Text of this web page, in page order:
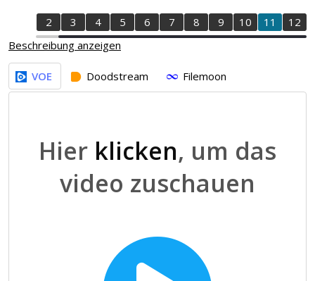
2 3 4 5 6 7 8 9 10 11
12
Beschreibung anzeigen
VOE Doodstream Filemoon
Hier klicken, um das
video zuschauen